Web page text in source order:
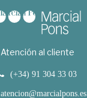
Atención al cliente
(+34) 91 304 33 03
atencion@marcialpons.es